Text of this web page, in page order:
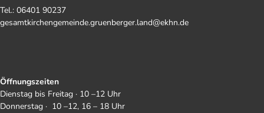
Tel.: 06401 90237
gesamtkirchengemeinde.gruenberger.land@ekhn.de
Öffnungszeiten
Dienstag bis Freitag · 10 –12 Uhr
Donnerstag · 10 –12, 16 – 18 Uhr